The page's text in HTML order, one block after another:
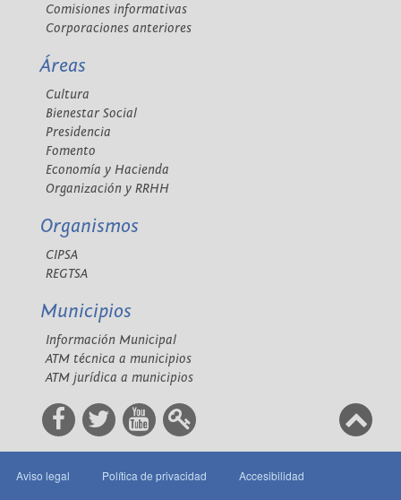
Comisiones informativas
Corporaciones anteriores
Áreas
Cultura
Bienestar Social
Presidencia
Fomento
Economía y Hacienda
Organización y RRHH
Organismos
CIPSA
REGTSA
Municipios
Información Municipal
ATM técnica a municipios
ATM jurídica a municipios
Aviso legal Política de privacidad Accesibilidad